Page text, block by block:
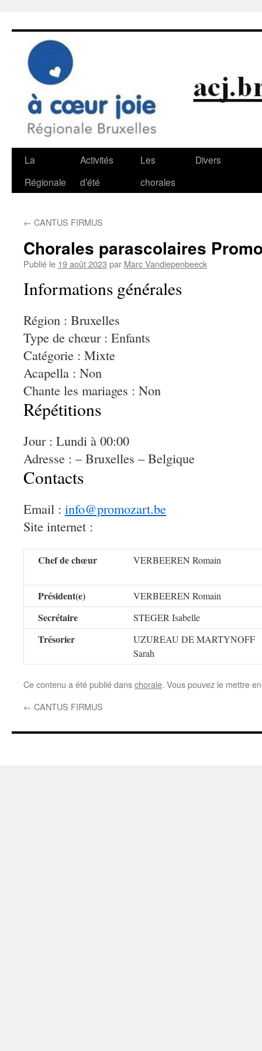
La
Régionale
Activités
d’été
Les
chorales
Divers
← CANTUS FIRMUS
Chorales parascolaires
Publié le 19 août 2023 par Marc Vandiepenbeeck
Informations générales
Région : Bruxelles
Type de chœur : Enfants
Catégorie : Mixte
Acapella : Non
Chante les mariages : Non
Répétitions
Jour : Lundi à 00:00
Adresse : – Bruxelles – Belgique
Contacts
Email : info@promozart.be
Site internet :
Chef de chœur VERBEEREN Romain
Président(e) VERBEEREN Romain
Secrétaire STEGER Isabelle
Trésorier
UZUREAU DE MARTYNOFF
Sarah
Ce contenu a été publié danschorale. Vous pouvez le mettre
← CANTUS FIRMUS